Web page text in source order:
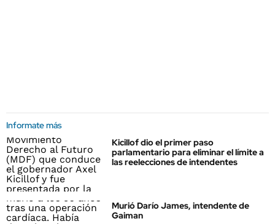
Informate más
Kicillof dio el primer paso
parlamentario para eliminar el límite a
las reelecciones de intendentes
Murió Darío James, intendente de
Gaiman